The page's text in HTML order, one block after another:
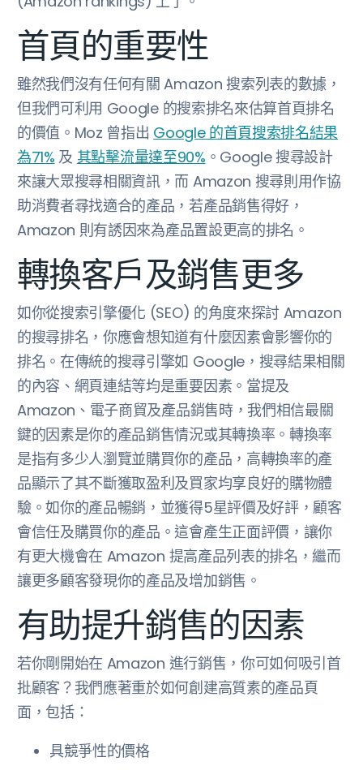
首頁的重要性
雖然我們沒有任何有關 Amazon 搜索列表的數據，
但我們可利用 Google 的搜索排名來估算首頁排名
的價值。Moz 曾指出 Google 的首頁搜索排名結果
為71% 及 其點擊流量達至90% 。Google 搜尋設計
來讓大眾搜尋相關資訊，而 Amazon 搜尋則用作協
助消費者尋找適合的產品，若產品銷售得好，
Amazon 則有誘因來為產品置設更高的排名。
轉換客戶及銷售更多
如你從搜索引擎優化 (SEO) 的角度來探討 Amazon
的搜尋排名，你應會想知道有什麼因素會影響你的
排名。在傳統的搜尋引擎如 Google，搜尋結果相關
的內容、網頁連結等均是重要因素。當提及
Amazon、電子商貿及產品銷售時，我們相信最關
鍵的因素是你的產品銷售情況或其轉換率。轉換率
是指有多少人瀏覽並購買你的產品，高轉換率的產
品顯示了其不斷獲取盈利及買家均享良好的購物體
驗。如你的產品暢銷，並獲得5星評價及好評，顧客
會信任及購買你的產品。這會產生正面評價，讓你
有更大機會在 Amazon 提高產品列表的排名，繼而
讓更多顧客發現你的產品及增加銷售。
有助提升銷售的因素
若你剛開始在 Amazon 進行銷售，你可如何吸引首
批顧客？我們應著重於如何創建高質素的產品頁
面，包括：
具競爭性的價格